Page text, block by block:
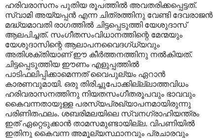
ഹരിവരാസനം പുതിയ രൂപത്തിൽ അവതരിക്കപ്പെട്ടത്.
സ്വാമി അയ്യപ്പൻ എന്ന ചിത്രത്തിനു വേണ്ടി ദേവരാജൻ
മദ്ധ്യമാവതി രാഗത്തിൽ ചിട്ടപ്പെടുത്തി യേശുദാസ്
ആലപിച്ചത്. സംഗീതസംവിധാനത്തിന്റെ മേന്മയും
യേശുദാസിന്റെ ആലാപനവൈദഗ്ധ്യവും
അതിശക്തിയാണ് ഈ കീർത്തനത്തിനു നൽകിയത്.
ചിട്ടപ്പെടുത്തിയ ഈണം എളുപ്പത്തിൽ
പാടിഫലിപ്പിക്കാമെന്നത് വൈപുല്യം ഏറാൻ
കാരണവുമായി. ഒരു തിരിച്ചുപോക്കില്ല്ലാത്തവിധം
ഹരിവരാസനത്തിനു നിയതസംഗീതരൂപവും ഭാവവും
കൈവന്നതായുള്ള പരസ്യപ്രഖ്യാപനമായിരുന്നു
പരിണിതഫലം. ശബരിമലയിലെ സ്വനഗ്രാഹിയന്ത്രം
ഇത് ഏറ്റെടുക്കാൻ താമസമുണ്ടായില്ല. വിപണിയിൽ
ഇതിനു കൈവന്ന അമൂല്യസ്ഥാനവും പ്രചാരവും